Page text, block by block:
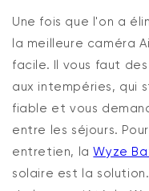
Une fois que l'on a
la meilleure caméra
facile. Il vous faut
aux intempéries, qui
fiable et vous
entre les séjours.
entretien, laWyze
solaire est la